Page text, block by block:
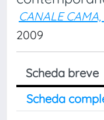
CANALE
2009
Scheda breve
Scheda